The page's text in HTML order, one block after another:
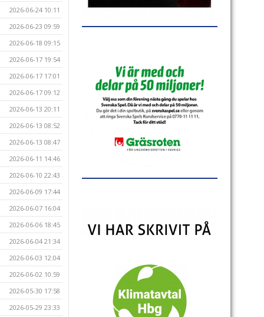
2026-06-24 10:11
2026-06-23 09:59
2026-06-18 09:15
2026-06-17 19:54
2026-06-17 17:01
2026-06-17 09:12
2026-06-13 20:11
2026-06-13 08:52
2026-06-13 08:47
2026-06-11 14:46
2026-06-10 22:43
2026-06-09 17:44
2026-06-07 16:04
2026-06-06 18:45
2026-06-04 21:34
2026-06-03 12:04
2026-06-02 10:59
2026-05-30 17:58
2026-05-29 23:33